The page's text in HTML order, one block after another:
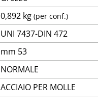
0,892 kg (per conf.)
UNI 7437-DIN 472
mm 53
NORMALE
ACCIAIO PER MOLLE